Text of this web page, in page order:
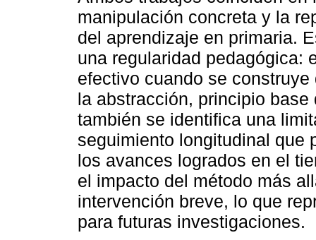
manipulación concreta y la
del aprendizaje en primaria.
una regularidad pedagógica:
efectivo cuando se
la abstracción, principio
también se identifica una
seguimiento longitudinal que
los avances logrados en el
el impacto del método más
intervención breve, lo que
para futuras investigaciones.